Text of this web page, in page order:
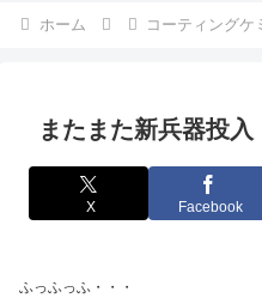
ホーム コーティングケ
またまた新兵器投入
X Facebook
ふっふっふ・・・